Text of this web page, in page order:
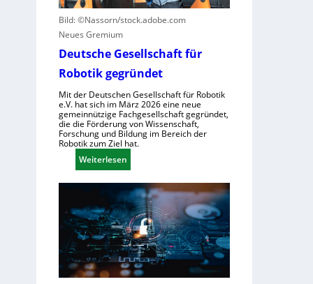
t
z
n
g
s
y
s
t
e
m
i
n
s
V
i
s
i
n
u
m
ü
r
R
o
b
t
e
r
e
n
t
s
Bild: ©Nassorn/stock.adobe.com
Neues Gremium
Deutsche Gesellschaft für
Robotik gegründet
Mit der Deutschen Gesellschaft für Robotik
e.V. hat sich im März 2026 eine neue
gemeinnützige Fachgesellschaft gegründet,
die die Förderung von Wissenschaft,
Forschung und Bildung im Bereich der
Robotik zum Ziel hat.
Weiterlesen:
D
e
u
t
s
c
h
e